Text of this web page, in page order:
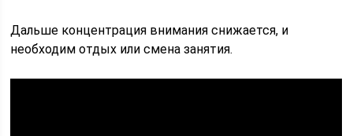
Дальше концентрация внимания снижается, и
необходим отдых или смена занятия.